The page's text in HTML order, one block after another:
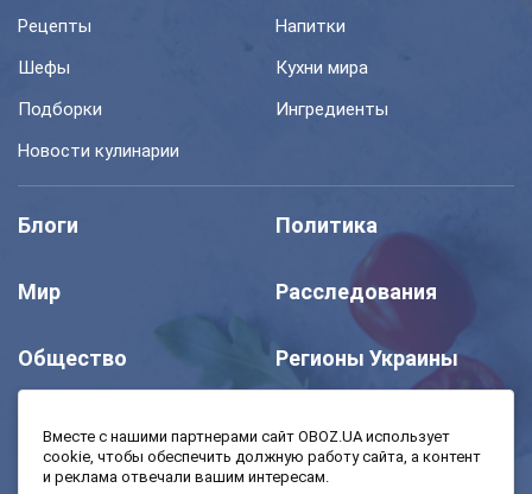
Рецепты
Напитки
Шефы
Кухни мира
Подборки
Ингредиенты
Новости кулинарии
Блоги Политика
Мир Расследования
Общество Регионы Украины
Вместе с нашими партнерами сайт OBOZ.UA использует
cookie, чтобы обеспечить должную работу сайта, а контент
и реклама отвечали вашим интересам.